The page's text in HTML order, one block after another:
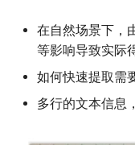
在自然场景下，
等影响导致实际
如何快速提取需
多行的文本信息